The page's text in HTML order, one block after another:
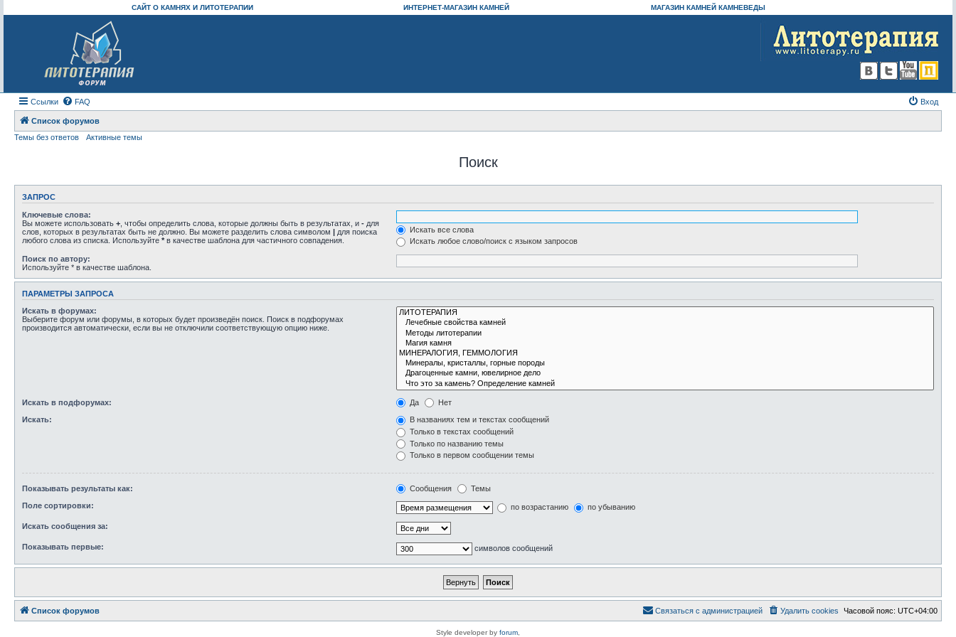
САЙТ О КАМНЯХ И ЛИТОТЕРАПИИ ИНТЕРНЕТ-МАГАЗИН КАМНЕЙ МАГАЗИН КАМНЕЙ КАМНЕВЕДЫ
Ссылки FAQ Вход
Список форумов
Темы без ответов
Активные темы
Поиск
ЗАПРОС
Ключевые слова:
Вы можете использовать + , чтобы определить слова, которые должны быть в результатах, и - для
слов, которых в результатах быть не должно. Вы можете разделить слова символом | для поиска
любого слова из списка. Используйте * в качестве шаблона для частичного совпадения.
Искать все слова
Искать любое слово/поиск с языком запросов
Поиск по автору:
Используйте * в качестве шаблона.
ПАРАМЕТРЫ ЗАПРОСА
Искать в форумах:
Выберите форум или форумы, в которых будет произведён поиск. Поиск в подфорумах
производится автоматически, если вы не отключили соответствующую опцию ниже.
Искать в подфорумах: Да Нет
Искать:
В названиях тем и текстах сообщений
Только в текстах сообщений
Только по названию темы
Только в первом сообщении темы
Показывать результаты как: Сообщения Темы
Поле сортировки: по возрастанию по убыванию
Искать сообщения за:
Показывать первые: символов сообщений
Список форумов Часовой пояс: UTC+04:00
Удалить cookies
Связаться с администрацией
Style developer by forum,